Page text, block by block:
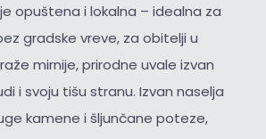
opuštena i lokalna – idealna za
gradske vreve, za obitelji u
mirnije, prirodne uvale izvan
i svoju tišu stranu. Izvan naselja
kamene i šljunčane poteze,